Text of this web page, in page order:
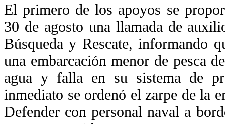
El primero de los apoyos se
30 de agosto una llamada de
Búsqueda y Rescate, informando
una embarcación menor de pesca
agua y falla en su sistema de
inmediato se ordenó el zarpe de la
Defender con personal naval a